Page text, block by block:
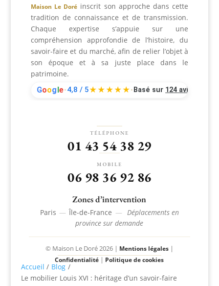
Maison Le Doré inscrit son approche dans cette
tradition de connaissance et de transmission.
Chaque expertise s’appuie sur une
compréhension approfondie de l’histoire, du
savoir-faire et du marché, afin de relier l’objet à
son époque et à sa juste place dans le
patrimoine.
Google• 4,8 / 5★★★★★ • Basé sur 124 avis
TÉLÉPHONE
01 43 54 38 29
MOBILE
06 98 36 92 86
Zones d’intervention
Paris — Île-de-France —
Déplacements en
province sur demande
© Maison Le Doré 2026 | Mentions légales|
Confidentialité | Politique de cookies
Accueil / Blog /
Le mobilier Louis XVI : héritage d’un savoir-faire